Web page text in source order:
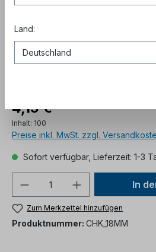
4,15 €*
Inhalt: 100
Preise inkl. MwSt. zzgl.
Sofort verfügbar, Lieferzeit: 1-3
In
Zum Merkzettel hinzufügen
Produktnummer: CHK_18MM
Land: